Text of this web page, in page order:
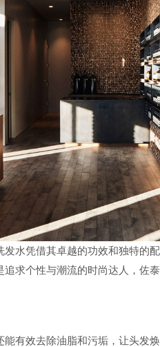
水凭借其卓越的功效和独特的
求个性与潮流的时尚达人，佐
有效去除油脂和污垢，让头发